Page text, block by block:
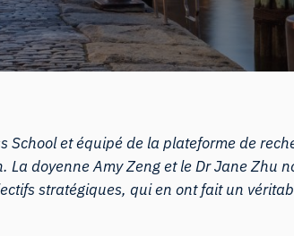
School et équipé de la plateforme de
doyenne Amy Zeng et le Dr Jane Zhu
stratégiques, qui en ont fait un